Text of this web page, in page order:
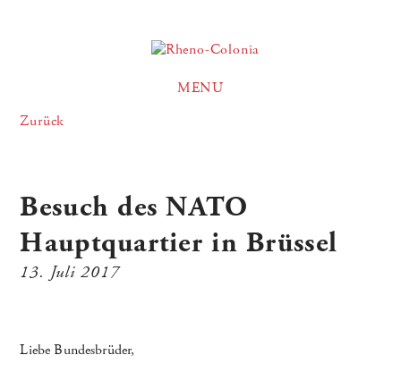
MENU
Zurück
Besuch des NATO
Hauptquartier in Brüssel
13. Juli 2017
Liebe Bundesbrüder,